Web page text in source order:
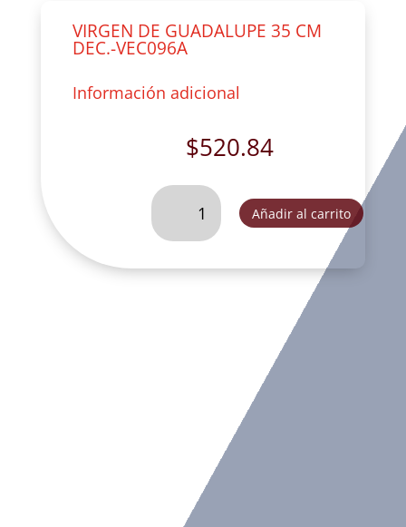
VIRGEN DE GUADALUPE 35 CM
DEC.-VEC096A
Información adicional
$520.84
VIRGEN
GUADALUPE
CM
Añadir al carrito